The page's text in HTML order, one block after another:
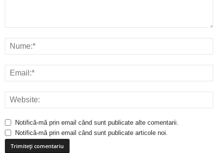
Notifică-mă prin email când sunt publicate alte comentarii.
Notifică-mă prin email când sunt publicate articole noi.